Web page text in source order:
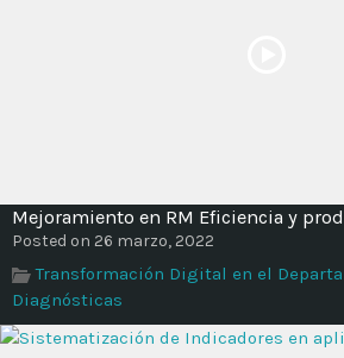
Mejoramiento en RM Eficiencia y
Posted on 26 marzo, 2022
Transformación Digital en el
Diagnósticas